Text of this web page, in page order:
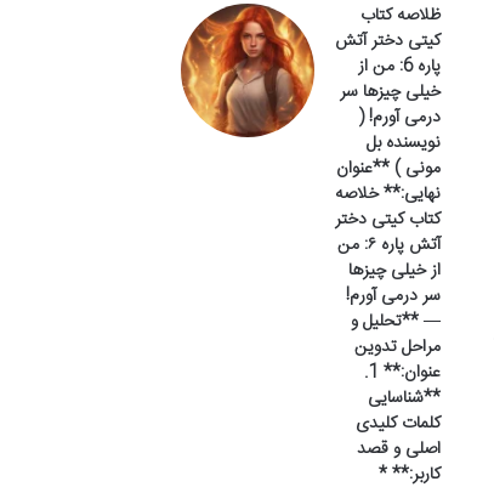
ظلاصه کتاب
کیتی دختر آتش
پاره 6: من از
خیلی چیزها سر
درمی آورم! (
نویسنده بل
مونی ) **عنوان
نهایی:** خلاصه
کتاب کیتی دختر
آتش پاره ۶: من
از خیلی چیزها
سر درمی آورم!
— **تحلیل و
مراحل تدوین
عنوان:** 1.
**شناسایی
کلمات کلیدی
اصلی و قصد
کاربر:** *